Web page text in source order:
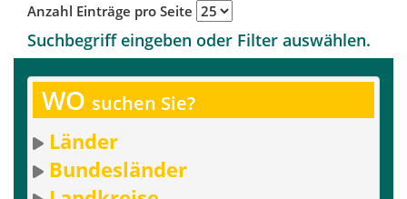
Anzahl Einträge pro Seite
Suchbegriff eingeben oder Filter auswählen.
WO suchen Sie?
Länder
Bundesländer